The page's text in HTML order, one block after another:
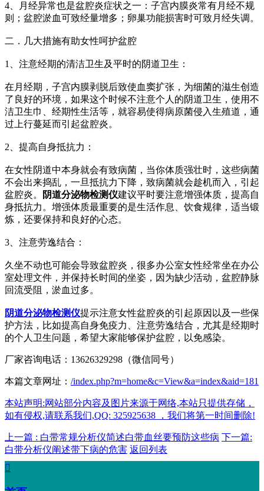
4、月经异常也是盆腔炎症状之一：子宫内膜炎常有月经不规
则；盆腔淤血可致经量增多；卵巢功能损害时可致月经失调。
二．几大措施有助女性呵护盆腔
1、注意经期的清洁卫生及平时的阴道卫生：
在月经期，子宫内膜剥脱后致使血窦扩张，为细菌的滋生创造
了良好的环境，如果这个时候不注意个人的阴道卫生，使用不
洁卫生巾、经期性生活等，就容易使得病原菌侵入生殖道，通
过上行蔓延而引起盆腔炎。
2、提高自身抵抗力：
在女性阴道中本身就会有致病菌，当你体质强壮时，这些病菌
不会出来捣乱，一旦抵抗力下降，致病菌就会趁机而入，引起
盆腔炎。
阴道分泌物检测仪建议平时要注意增强体质，提高自
身抵抗力。增强体质最重要的是生活作息、饮食规律，适当锻
炼，还要保持和良好的心态。
3、注意劳逸结合：
久坐不动也可能会导致盆腔炎，很多办公室女性经常坐在办公
室处理文件，并保持长时间的坐姿，因为缺少活动，盆腔静脉
回流受阻，淤血过多。
阴道分泌物检测仪提示注意女性盆腔炎的引起原因以及一些保
护方法，比如提高自身免疫力、注意劳逸结合，尤其是经期时
的个人卫生问题，希望大家能够保护盆腔，以免感染。
厂家咨询电话：13626329298（微信同号）
本篇文章网址： /index.php?m=home&c=View&a=index&aid=181
本站声明:网站部分内容及图片来源于网络,本站只提供存储，
如有侵权,请联系我们,QQ: 325925638 ，我们将第一时间删除!
上一篇 : 白带常规分析仪简述白带血丝要预防这些病 下一篇:
白带分析仪阐述带下病的危害 返回列表
